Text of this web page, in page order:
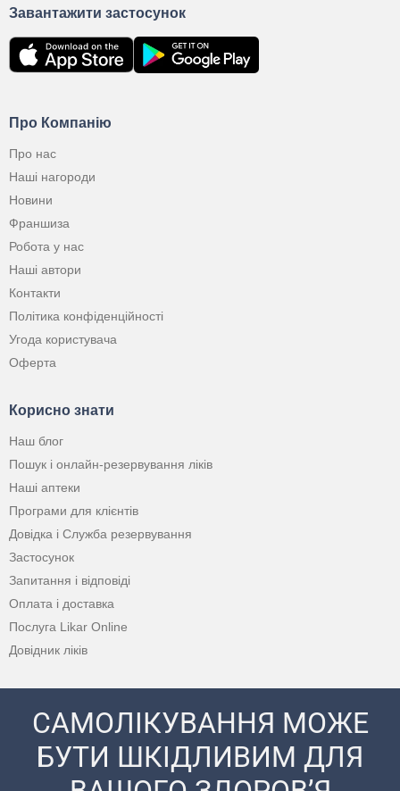
Про Компанію
Про нас
Наші нагороди
Новини
Франшиза
Робота у нас
Наші автори
Контакти
Політика конфіденційності
Угода користувача
Оферта
Корисно знати
Наш блог
Пошук і онлайн-резервування ліків
Наші аптеки
Програми для клієнтів
Довідка і Служба резервування
Застосунок
Запитання і відповіді
Оплата і доставка
Послуга Likar Online
Довідник ліків
Завантажити застосунок
САМОЛІКУВАННЯ МОЖЕ
БУТИ ШКІДЛИВИМ ДЛЯ